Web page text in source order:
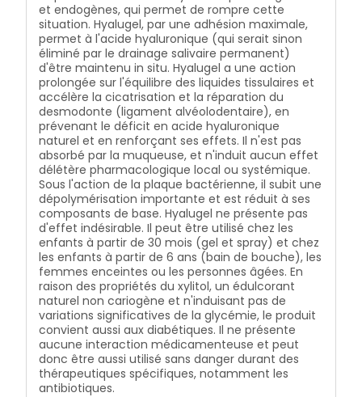
et endogènes, qui permet de rompre cette
situation. Hyalugel, par une adhésion maximale,
permet à l'acide hyaluronique (qui serait sinon
éliminé par le drainage salivaire permanent)
d'être maintenu in situ. Hyalugel a une action
prolongée sur l'équilibre des liquides tissulaires et
accélère la cicatrisation et la réparation du
desmodonte (ligament alvéolodentaire), en
prévenant le déficit en acide hyaluronique
naturel et en renforçant ses effets. Il n'est pas
absorbé par la muqueuse, et n'induit aucun effet
délétère pharmacologique local ou systémique.
Sous l'action de la plaque bactérienne, il subit une
dépolymérisation importante et est réduit à ses
composants de base. Hyalugel ne présente pas
d'effet indésirable. Il peut être utilisé chez les
enfants à partir de 30 mois (gel et spray) et chez
les enfants à partir de 6 ans (bain de bouche), les
femmes enceintes ou les personnes âgées. En
raison des propriétés du xylitol, un édulcorant
naturel non cariogène et n'induisant pas de
variations significatives de la glycémie, le produit
convient aussi aux diabétiques. Il ne présente
aucune interaction médicamenteuse et peut
donc être aussi utilisé sans danger durant des
thérapeutiques spécifiques, notamment les
antibiotiques.